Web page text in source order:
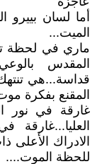
أما لسان بييرو
الميت...
ماري في لحظة
المقدس
قداسة...هي
المقنع بفكرة
غارقة في نور
الادراك الأعلى
للحظة الموت....